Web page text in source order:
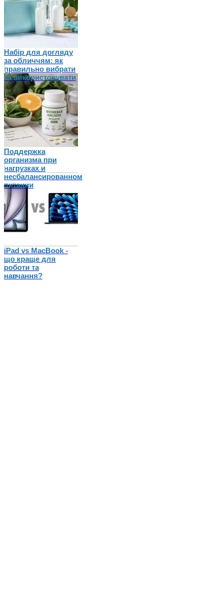
Набір для догляду
за обличчям: як
правильно вибрати
та використовувати
Поддержка
организма при
нагрузках и
несбалансированном
питании
iPad vs MacBook -
що краще для
роботи та
навчання?